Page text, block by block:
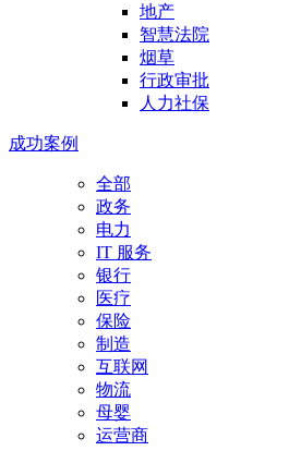
地产
智慧法院
烟草
行政审批
人力社保
成功案例
全部
政务
电力
IT 服务
银行
医疗
保险
制造
互联网
物流
母婴
运营商